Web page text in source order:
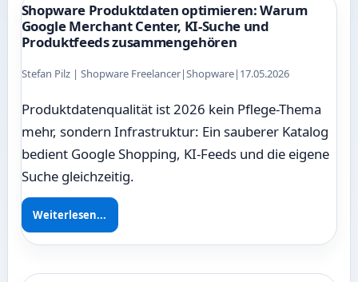
Shopware Produktdaten optimieren: Warum
Google Merchant Center, KI-Suche und
Produktfeeds zusammengehören
Stefan Pilz | Shopware Freelancer|Shopware| 17.05.2026
Produktdatenqualität ist 2026 kein Pflege-Thema
mehr, sondern Infrastruktur: Ein sauberer Katalog
bedient Google Shopping, KI-Feeds und die eigene
Suche gleichzeitig.
Weiterlesen...